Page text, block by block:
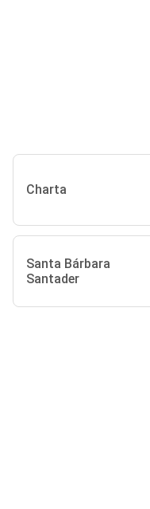
Charta
Santa Bárbara
Santader